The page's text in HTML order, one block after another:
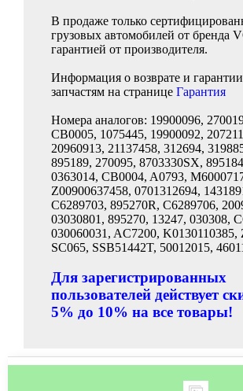
В продаже только
грузовых автомобилей от бренда
гарантией от производителя.
Информация о возврате и
запчастям на странице Гарантия
Номера аналогов: 19900096,
CB0005, 1075445, 19900092,
20960913, 21137458, 312694,
895189, 270095, 8703330SX,
0363014, CB0004, A0793,
Z00900637458, 0701312694,
C6289703, 895270R, C6289706,
03030801, 895270, 13247, 030308,
030060031, AC7200, K0130110385,
SC065, SSB51442T, 50012015,
Для зарегистрированных
пользователей действует
5% до 10% на все товары!